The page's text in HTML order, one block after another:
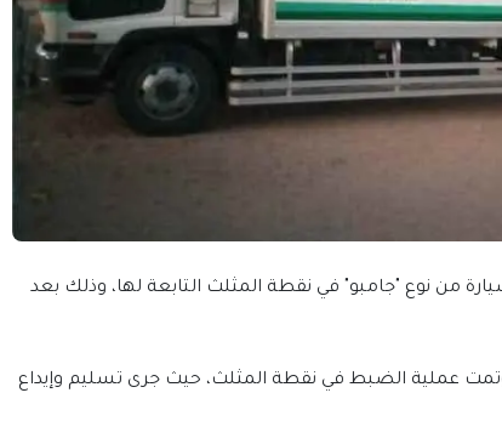
من نوع "جامبو" في نقطة المثلث التابعة لها، وذلك بعد
عملية الضبط في نقطة المثلث، حيث جرى تسليم وإيداع